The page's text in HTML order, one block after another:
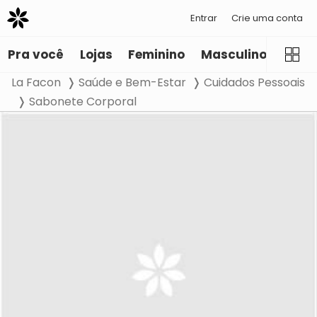
Entrar Crie uma conta
Pra você Lojas Feminino Masculino
La Facon Saúde e Bem-Estar
Cuidados Pessoais
Sabonete Corporal